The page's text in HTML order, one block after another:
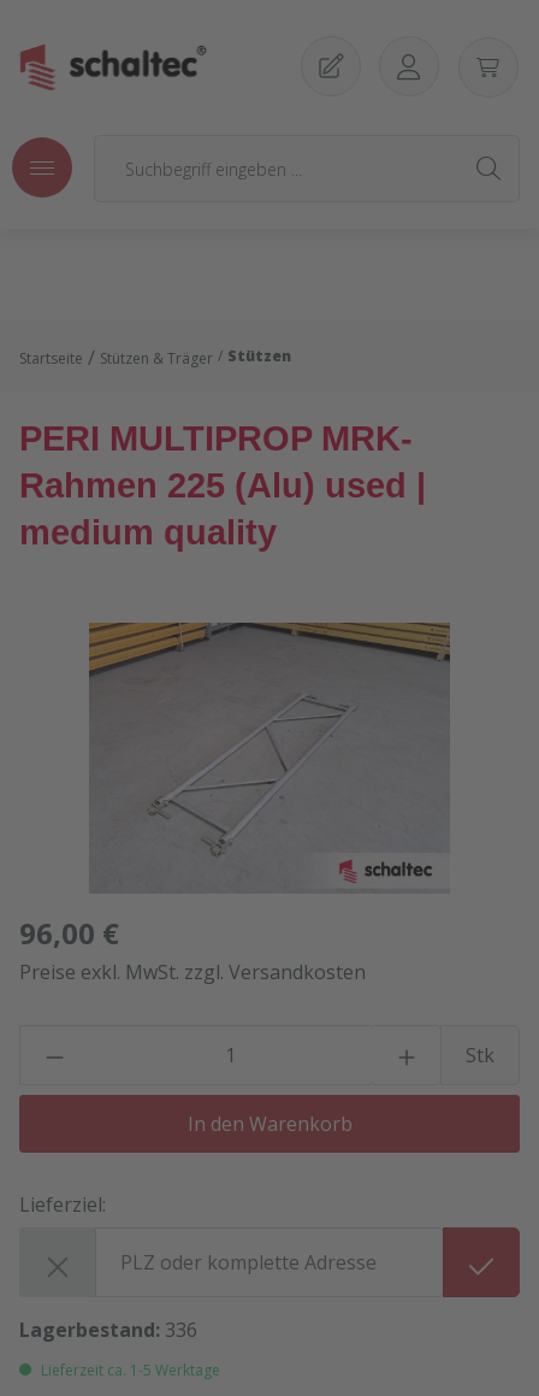
Startseite Stützen & Träger / Stützen
PERI MULTIPROP MRK-
Rahmen 225 (Alu) used |
medium quality
Bildergalerie überspringen
96,00 €
Preise exkl. MwSt. zzgl. Versandkosten
Stk
In den Warenkorb
Lieferziel:
Lagerbestand: 336
Lieferzeit ca. 1-5 Werktage